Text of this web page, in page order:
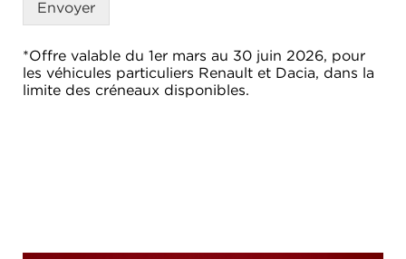
Envoyer
*Offre valable du 1er mars au 30 juin 2026, pour
les véhicules particuliers Renault et Dacia, dans la
limite des créneaux disponibles.